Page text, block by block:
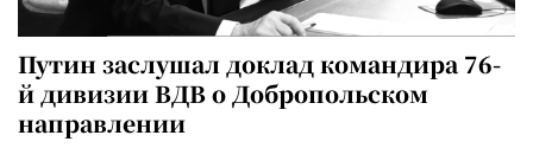
Путин заслушал доклад командира 76-
й дивизии ВДВ о Добропольском
направлении